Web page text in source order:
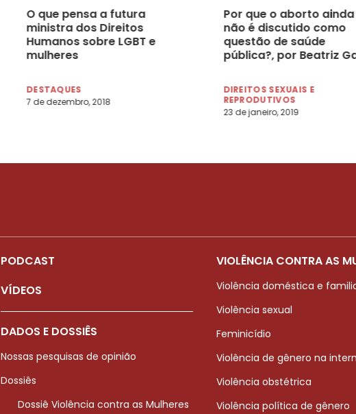
O que pensa a futura
ministra dos Direitos
Humanos sobre LGBT e
mulheres
DESTAQUES
7 de dezembro, 2018
Por que o aborto ainda
não é discutido como
questão de saúde
pública?, por Beatriz
DIREITOS SEXUAIS E
REPRODUTIVOS
23 de janeiro, 2019
PODCAST
VÍDEOS
DADOS E DOSSIÊS
Nossas pesquisas de opinião
Dossiês
Dossiê Violência contra as Mulheres
VIOLÊNCIA CONTRA AS
Violência doméstica e
Violência sexual
Feminicídio
Violência de gênero na
Violência obstétrica
Violência política de gênero